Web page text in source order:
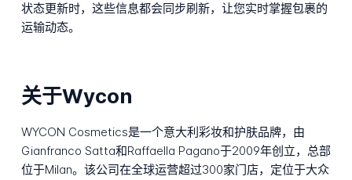
状态更新时，这些信息都会同步刷新，让您实时掌握包裹的
运输动态。
关于Wycon
WYCON Cosmetics是一个意大利彩妆和护肤品牌，由
Gianfranco Satta和Raffaella Pagano于2009年创立，总部
位于Milan。该公司在全球运营超过300家门店，定位于大众